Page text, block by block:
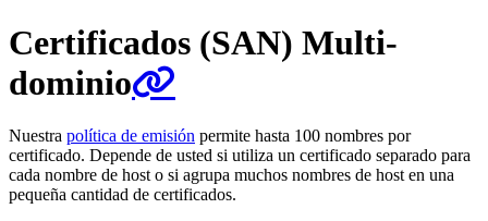
Certificados (SAN) Multi-
dominio
Nuestra política de emisión permite hasta 100 nombres por
certificado. Depende de usted si utiliza un certificado separado para
cada nombre de host o si agrupa muchos nombres de host en una
pequeña cantidad de certificados.